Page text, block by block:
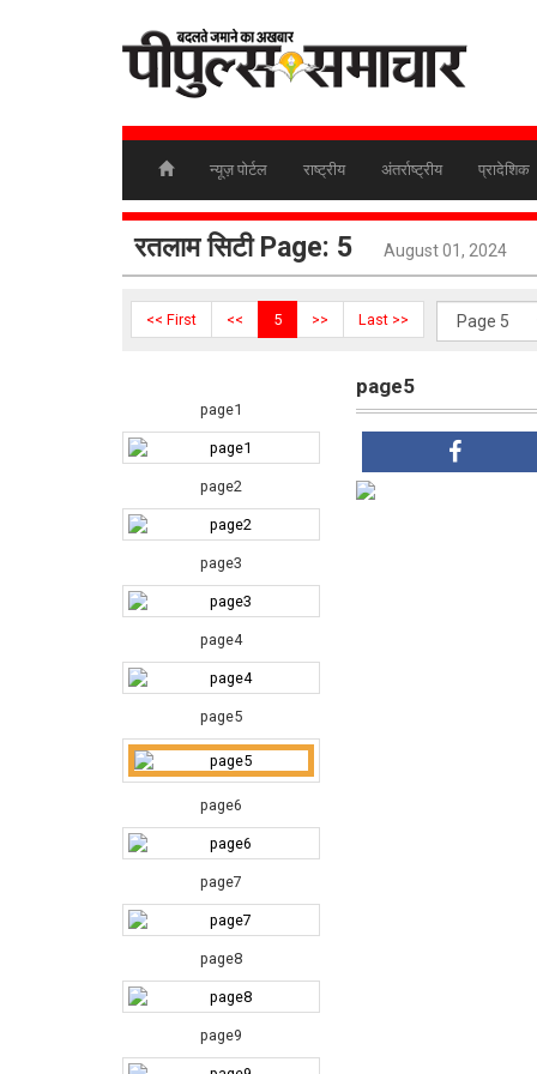
न्यूज़ पोर्टल राष्ट्रीय अंतर्राष्ट्रीय प्रादेशिक
रतलाम सिटी Page: 5 August 01, 2024
<< First << 5 >> Last >>
page1
page2
page3
page4
page5
page6
page7
page8
page9
page5